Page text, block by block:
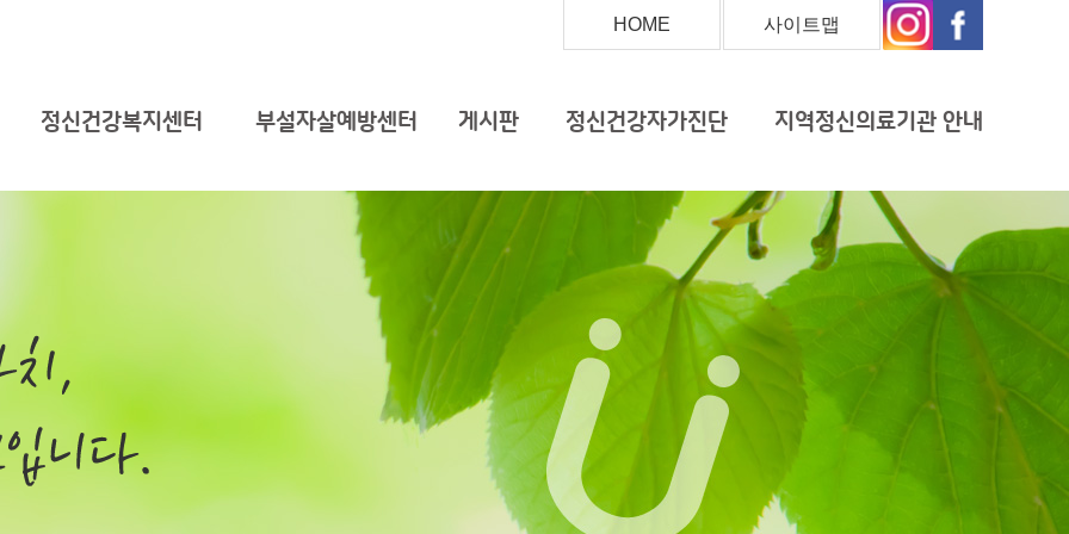
HOME 사이트맵
정신건강복지센터 부설자살예방센터 게시판 정신건강자가진단 지역정신의료기관 안내